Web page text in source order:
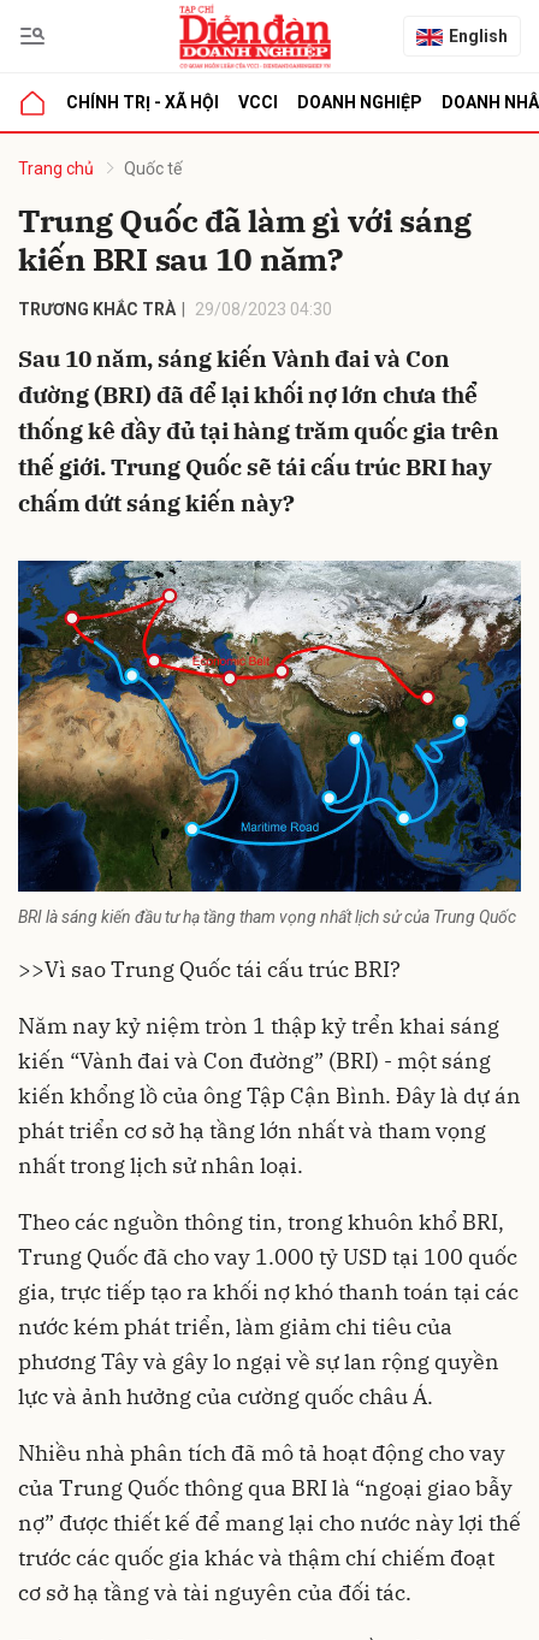
English
CHÍNH TRỊ - XÃ HỘI VCCI DOANH NGHIỆP DOANH
Trang chủ Quốc tế
Trung Quốc đã làm gì với sáng
kiến BRI sau 10 năm?
TRƯƠNG KHẮC TRÀ 29/08/2023 04:30
Sau 10 năm, sáng kiến Vành đai và Con
đường (BRI) đã để lại khối nợ lớn chưa thể
thống kê đầy đủ tại hàng trăm quốc gia trên
thế giới. Trung Quốc sẽ tái cấu trúc BRI hay
chấm dứt sáng kiến này?
BRI là sáng kiến đầu tư hạ tầng tham vọng nhất lịch sử của Trung Quốc
>>Vì sao Trung Quốc tái cấu trúc BRI?
Năm nay kỷ niệm tròn 1 thập kỷ trển khai sáng
kiến “Vành đai và Con đường” (BRI) - một sáng
kiến khổng lồ của ôngTập Cận Bình. Đây là dự án
phát triển cơ sở hạ tầng lớn nhất và tham vọng
nhất trong lịch sử nhân loại.
Theo các nguồn thông tin, trong khuôn khổ BRI,
Trung Quốc đã cho vay 1.000 tỷ USD tại 100 quốc
gia, trực tiếp tạo ra khối nợ khó thanh toán tại các
nước kém phát triển, làm giảm chi tiêu của
phương Tây và gây lo ngại về sự lan rộng quyền
lực và ảnh hưởng của cường quốc châu Á.
Nhiều nhà phân tích đã mô tả hoạt động cho vay
của Trung Quốc thông qua BRI là “ngoại giao bẫy
nợ” được thiết kế để mang lại cho nước này lợi thế
trước các quốc gia khác và thậm chí chiếm đoạt
cơ sở hạ tầng và tài nguyên của đối tác.
luận
Hủy